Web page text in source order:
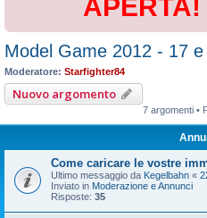
APERTA!
Model Game 2012 - 17
Moderatore: Starfighter84
Nuovo argomento
7 argomenti •
Come caricare le vostre
Ultimo messaggio da Kegelbahn «
Inviato in Moderazione e Annunci
Risposte: 35